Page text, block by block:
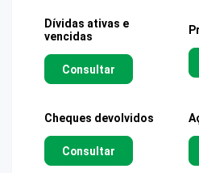
Dívidas ativas e
vencidas
Consultar
Cheques devolvidos
Consultar